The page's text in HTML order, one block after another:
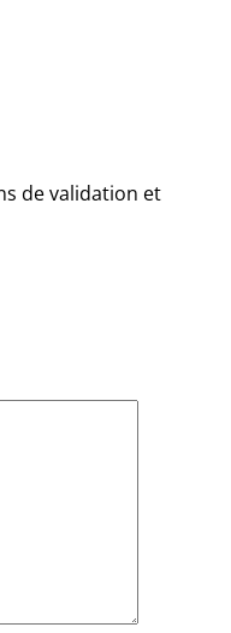
de validation et